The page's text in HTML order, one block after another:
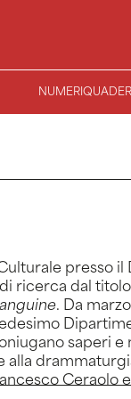
NUMERI
presso
ricerca dal
. Da
saperi
alla
Ceraolo